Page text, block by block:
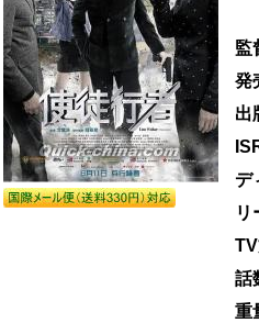
監
発
出
デ
リ
話
重